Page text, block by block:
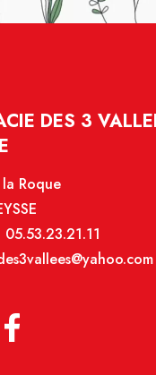
DES 3
Roque
05.53.23.21.11